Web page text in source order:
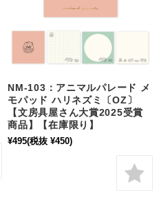
NM-103：アニマルパレード メ
モパッド ハリネズミ〔OZ〕
【文房具屋さん大賞2025受賞
商品】【在庫限り】
¥495(税抜 ¥450)